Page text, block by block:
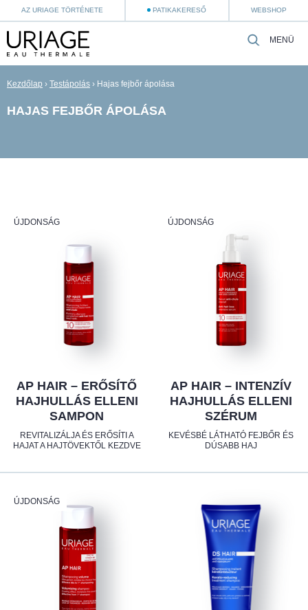
AZ URIAGE TÖRTÉNETE PATIKAKERESŐ WEBSHOP
MENÜ
Kezdőlap › Testápolás › Hajas fejbőr ápolása
HAJAS FEJBŐR ÁPOLÁSA
ÚJDONSÁG
AP HAIR – ERŐSÍTŐ
HAJHULLÁS ELLENI
SAMPON
REVITALIZÁLJA ÉS ERŐSÍTI A
HAJAT A HAJTÖVEKTŐL KEZDVE
ÚJDONSÁG
AP HAIR – INTENZÍV
HAJHULLÁS ELLENI
SZÉRUM
KEVÉSBÉ LÁTHATÓ FEJBŐR ÉS
DÚSABB HAJ
ÚJDONSÁG